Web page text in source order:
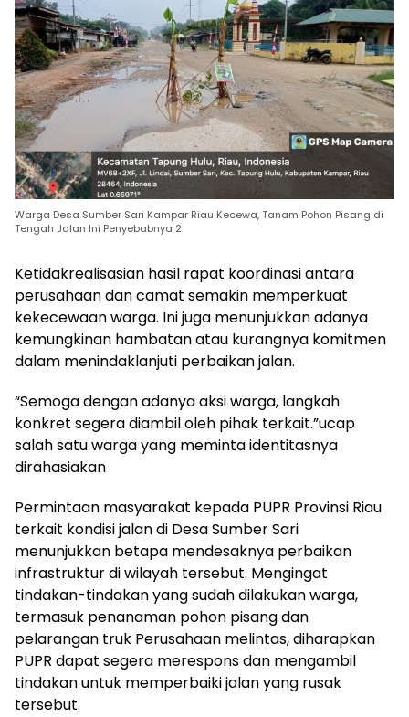
Warga Desa Sumber Sari Kampar Riau Kecewa, Tanam Pohon Pisang di
Tengah Jalan Ini Penyebabnya 2
Ketidakrealisasian hasil rapat koordinasi antara
perusahaan dan camat semakin memperkuat
kekecewaan warga. Ini juga menunjukkan adanya
kemungkinan hambatan atau kurangnya komitmen
dalam menindaklanjuti perbaikan jalan.
“Semoga dengan adanya aksi warga, langkah
konkret segera diambil oleh pihak terkait.”ucap
salah satu warga yang meminta identitasnya
dirahasiakan
Permintaan masyarakat kepada PUPR Provinsi Riau
terkait kondisi jalan di Desa Sumber Sari
menunjukkan betapa mendesaknya perbaikan
infrastruktur di wilayah tersebut. Mengingat
tindakan-tindakan yang sudah dilakukan warga,
termasuk penanaman pohon pisang dan
pelarangan truk Perusahaan melintas, diharapkan
PUPR dapat segera merespons dan mengambil
tindakan untuk memperbaiki jalan yang rusak
tersebut.